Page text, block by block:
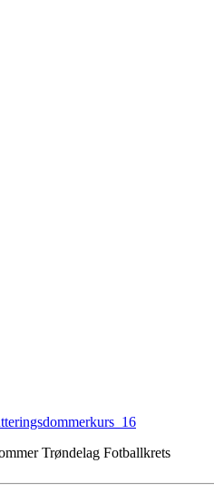
Trøndelag Fotballkrets